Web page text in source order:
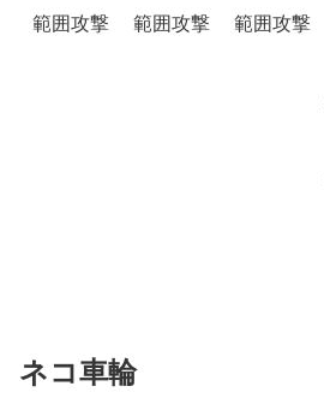
範囲攻撃
範囲攻撃
範囲攻撃
ネコ車輪